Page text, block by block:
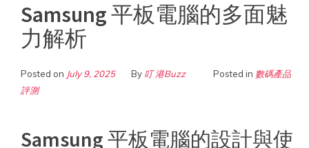
Samsung 平板電腦的多面魅
力解析
Posted on July 9, 2025 By 叮 港Buzz Posted in 數碼產品
評測
Samsung 平板電腦的設計與使